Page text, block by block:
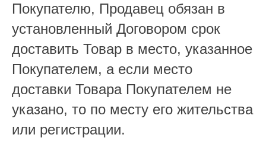
Покупателю, Продавец обязан в
установленный Договором срок
доставить Товар в место, указанное
Покупателем, а если место
доставки Товара Покупателем не
указано, то по месту его жительства
или регистрации.